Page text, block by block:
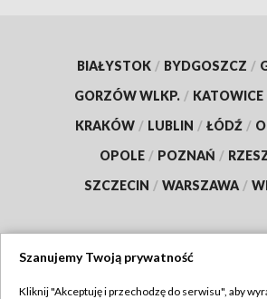
BIAŁYSTOK / BYDGOSZCZ /
GORZÓW WLKP. / KATOWICE
KRAKÓW / LUBLIN / ŁÓDŹ /
OPOLE / POZNAŃ /
SZCZECIN / WARSZAWA /
Szanujemy Twoją prywatność
Kliknij "Akceptuję i przechodzę do serwisu", aby